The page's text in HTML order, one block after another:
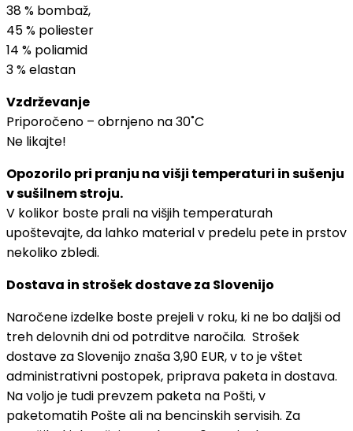
38 % bombaž,
45 % poliester
14 % poliamid
3 % elastan
Vzdrževanje
Priporočeno – obrnjeno na 30˚C
Ne likajte!
Opozorilo pri pranju na višji temperaturi in sušenju
v sušilnem stroju.
V kolikor boste prali na višjih temperaturah
upoštevajte, da lahko material v predelu pete in prstov
nekoliko zbledi.
Dostava in strošek dostave za Slovenijo
Naročene izdelke boste prejeli v roku, ki ne bo daljši od
treh delovnih dni od potrditve naročila. Strošek
dostave za Slovenijo znaša 3,90 EUR, v to je vštet
administrativni postopek, priprava paketa in dostava.
Na voljo je tudi prevzem paketa na Pošti, v
paketomatih Pošte ali na bencinskih servisih. Za